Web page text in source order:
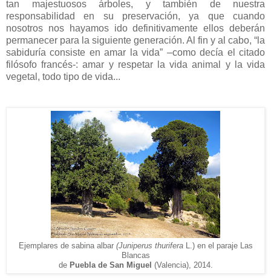
tan majestuosos árboles, y también de nuestra
responsabilidad en su preservación, ya que cuando
nosotros nos hayamos ido definitivamente ellos deberán
permanecer para la siguiente generación. Al fin y al cabo, “la
sabiduría consiste en amar la vida” –como decía el citado
filósofo francés-: amar y respetar la vida animal y la vida
vegetal, todo tipo de vida...
Ejemplares de sabina albar(Juniperus thuriferaL. ) en el paraje Las
Blancas
de Puebla de San Miguel (Valencia), 2014.